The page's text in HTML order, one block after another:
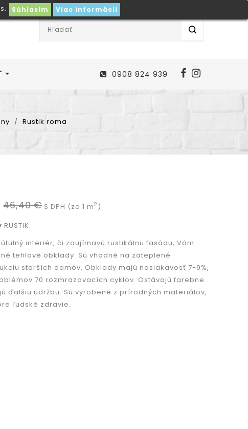
Súhlasím Viac informácií
0908 824 939
Rustik roma
46,40 € S DPH (za 1 m2 )
RUSTIK.
interiér, či zaujímavú rustikálnu fasádu, Vám
tehlové obklady. Sú vhodné na zateplené
starších domov. Obklady majú nasiakavosť 7-9%,
70 rozmrazovacích cyklov. Ostávajú farebne
ďalšiu údržbu. Sú vyrobené z prírodných materiálov,
ľudské zdravie.